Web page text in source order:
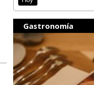
Gastronomía